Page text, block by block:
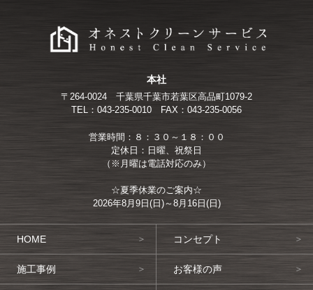
本社
〒264-0024
千葉県千葉市若葉区高品町1079-2
TEL：043-235-0010
FAX：043-235-0056
営業時間：８：３０～１８：００
定休日：日曜、祝祭日
（※月曜は電話対応のみ）
☆夏季休業のご案内☆
2026年8月9日(日)～8月16日(日)
HOME コンセプト
施工事例 お客様の声